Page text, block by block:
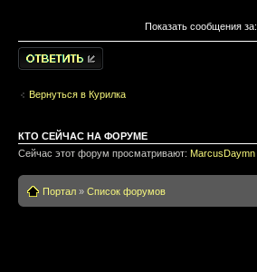
Показать сообщения за:
Написать
комментарии
Вернуться в Курилка
КТО СЕЙЧАС НА ФОРУМЕ
Сейчас этот форум просматривают: MarcusDaymn
Портал » Список форумов